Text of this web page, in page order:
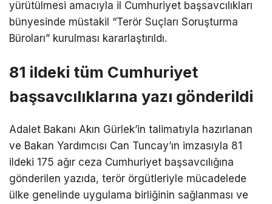
yürütülmesi amacıyla il Cumhuriyet başsavcılıkları
bünyesinde müstakil “Terör Suçları Soruşturma
Büroları” kurulması kararlaştırıldı.
81 ildeki tüm Cumhuriyet
başsavcılıklarına yazı gönderildi
Adalet Bakanı Akın Gürlek’in talimatıyla hazırlanan
ve Bakan Yardımcısı Can Tuncay’ın imzasıyla 81
ildeki 175 ağır ceza Cumhuriyet başsavcılığına
gönderilen yazıda, terör örgütleriyle mücadelede
ülke genelinde uygulama birliğinin sağlanması ve